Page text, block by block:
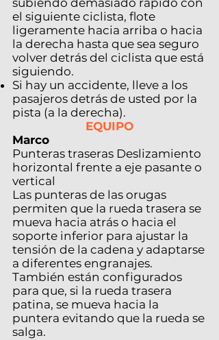
subiendo demasiado rápido con
el siguiente ciclista, flote
ligeramente hacia arriba o hacia
la derecha hasta que sea seguro
volver detrás del ciclista que está
siguiendo.
Si hay un accidente, lleve a los
pasajeros detrás de usted por la
pista (a la derecha).
EQUIPO
Marco
Punteras traseras Deslizamiento
horizontal frente a eje pasante o
vertical
Las punteras de las orugas
permiten que la rueda trasera se
mueva hacia atrás o hacia el
soporte inferior para ajustar la
tensión de la cadena y adaptarse
a diferentes engranajes.
También están configurados
para que, si la rueda trasera
patina, se mueva hacia la
puntera evitando que la rueda se
salga.